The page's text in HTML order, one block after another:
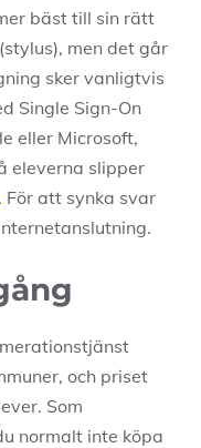
bäst till sin rätt
men det går
sker vanligtvis
Single Sign-On
eller Microsoft,
eleverna slipper
. För att synka svar
och priset
Som
normalt inte köpa